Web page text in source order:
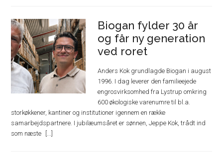
Biogan fylder 30 år
og får ny generation
ved roret
Anders Kok grundlagde Biogan i august
1996. I dag leverer den familieejede
engrosvirksomhed fra Lystrup omkring
600 økologiske varenumre til bl.a.
storkøkkener, kantiner og institutioner igennem en række
samarbejdspartnere. I jubilæumsåret er sønnen, Jeppe Kok, trådt ind
som næste